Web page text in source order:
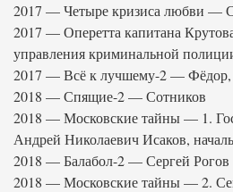
2017 — Четыре кризиса любви —
2017 — Оперетта капитана
управления криминальной
2017 — Всё к лучшему-2 — Фёдор,
2018 — Спящие-2 — Сотников
2018 — Московские тайны — 1.
Андрей Николаевич Исаков,
2018 — Балабол-2 — Сергей Рогов
2018 — Московские тайны — 2.